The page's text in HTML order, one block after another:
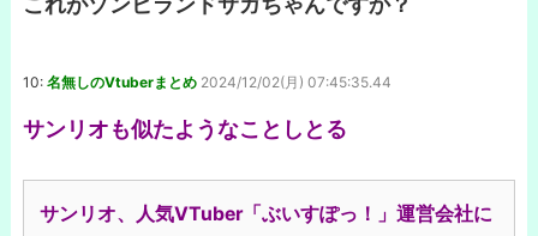
10: 名無しのVtuberまとめ 2024/12/02(月) 07:45:35.44
サンリオも似たようなことしとる
サンリオ、人気VTuber「ぶいすぽっ！」運営会社に